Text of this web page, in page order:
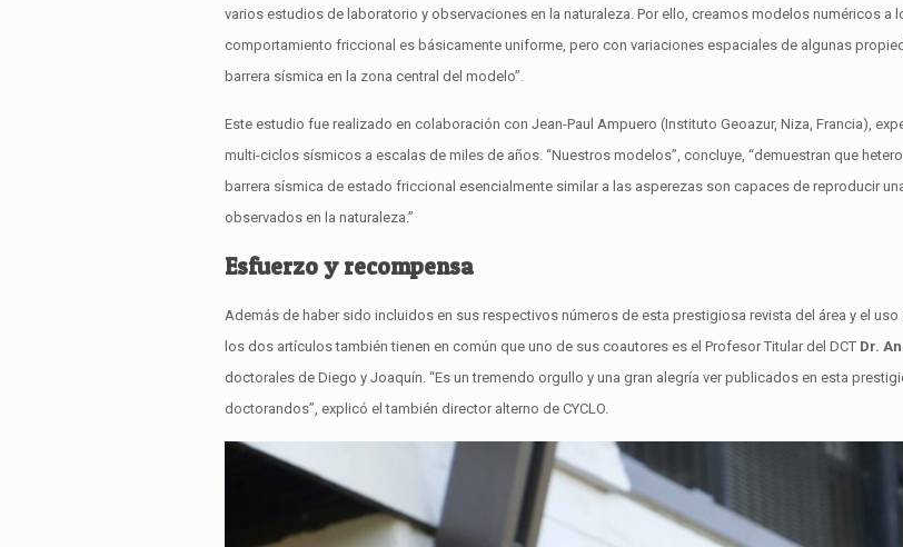
varios estudios de laboratorio y observaciones en la naturaleza. Por ello, creamos modelos numéricos a
comportamiento friccional es básicamente uniforme, pero con variaciones espaciales de algunas
barrera sísmica en la zona central del modelo”.
Este estudio fue realizado en colaboración con Jean-Paul Ampuero (Instituto Geoazur, Niza, Francia),
multi-ciclos sísmicos a escalas de miles de años. “Nuestros modelos”, concluye, “demuestran que
barrera sísmica de estado friccional esencialmente similar a las asperezas son capaces de reproducir
observados en la naturaleza.”
Esfuerzo y recompensa
Además de haber sido incluidos en sus respectivos números de esta prestigiosa revista del área y el
los dos artículos también tienen en común que uno de sus coautores es el Profesor Titular del DCT Dr.
doctorales de Diego y Joaquín. “Es un tremendo orgullo y una gran alegría ver publicados en esta
doctorandos”, explicó el también director alterno de CYCLO.